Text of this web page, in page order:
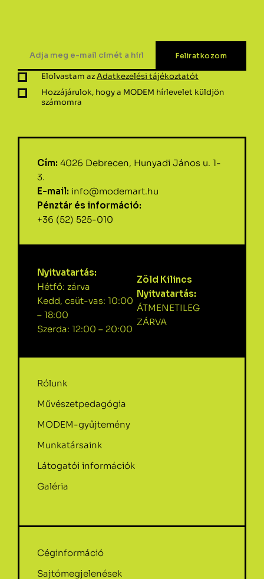
Elolvastam azAdatkezelési tájékoztatót
Hozzájárulok, hogy a MODEM hírlevelet küldjön
számomra
Cím: 4026 Debrecen, Hunyadi János u. 1-
3.
E-mail: info@modemart.hu
Pénztár és információ:
+36 (52) 525-010
Nyitvatartás:
Hétfő: zárva
Kedd, csüt-vas: 10:00
– 18:00
Szerda: 12:00 – 20:00
Zöld Kilincs
Nyitvatartás:
ÁTMENETILEG
ZÁRVA
Rólunk
Művészetpedagógia
MODEM-gyűjtemény
Munkatársaink
Látogatói információk
Galéria
Céginformáció
Sajtómegjelenések